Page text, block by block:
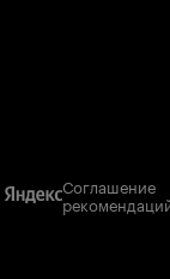
Соглашение